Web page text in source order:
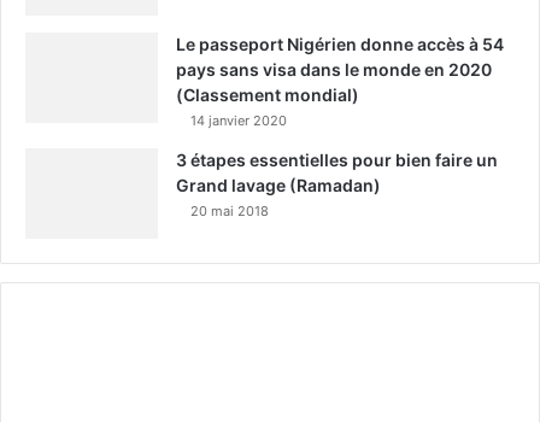
Le passeport Nigérien donne accès à 54
pays sans visa dans le monde en 2020
(Classement mondial)
14 janvier 2020
3 étapes essentielles pour bien faire un
Grand lavage (Ramadan)
20 mai 2018